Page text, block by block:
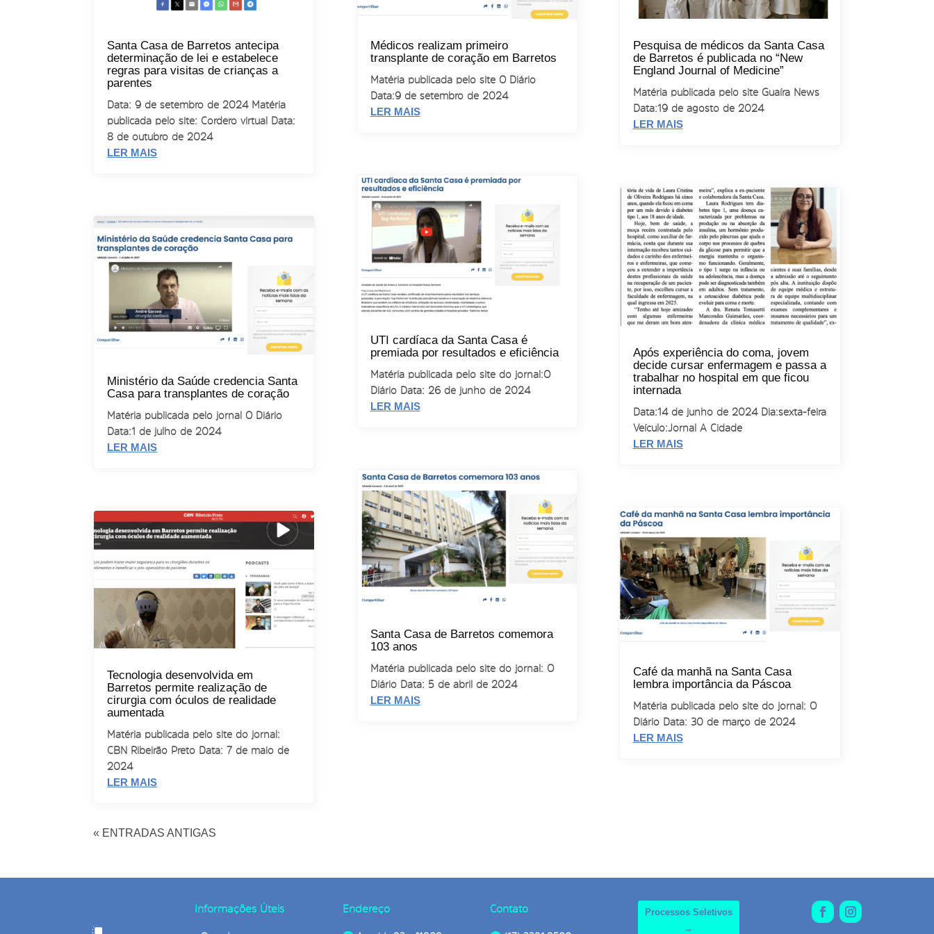
Santa Casa de Barretos antecipa
determinação de lei e estabelece
regras para visitas de crianças a
parentes
Data: 9 de setembro de 2024 Matéria
publicada pelo site: Cordero virtual Data:
8 de outubro de 2024
LER MAIS
Ministério da Saúde credencia Santa
Casa para transplantes de coração
Matéria publicada pelo jornal O Diário
Data: 1 de julho de 2024
LER MAIS
Tecnologia desenvolvida em
Barretos permite realização de
cirurgia com óculos de realidade
aumentada
Matéria publicada pelo site do jornal:
CBN Ribeirão Preto Data: 7 de maio de
2024
LER MAIS
Médicos realizam primeiro
transplante de coração em Barretos
Matéria publicada pelo site O Diário
Data: 9 de setembro de 2024
LER MAIS
UTI cardíaca da Santa Casa é
premiada por resultados e eficiência
Matéria publicada pelo site do jornal: O
Diário Data: 26 de junho de 2024
LER MAIS
Santa Casa de Barretos comemora
103 anos
Matéria publicada pelo site do jornal: O
Diário Data: 5 de abril de 2024
LER MAIS
Pesquisa de médicos da Santa Casa
de Barretos é publicada no “New
England Journal of Medicine”
Matéria publicada pelo site Guaíra News
Data: 19 de agosto de 2024
LER MAIS
Após experiência do coma, jovem
decide cursar enfermagem e passa a
trabalhar no hospital em que ficou
internada
Data: 14 de junho de 2024 Dia: sexta-feira
Veículo: Jornal A Cidade
LER MAIS
Café da manhã na Santa Casa
lembra importância da Páscoa
Matéria publicada pelo site do jornal: O
Diário Data: 30 de março de 2024
LER MAIS
« ENTRADAS ANTIGAS
Informações Úteis Endereço Contato
Processos Seletivos
→